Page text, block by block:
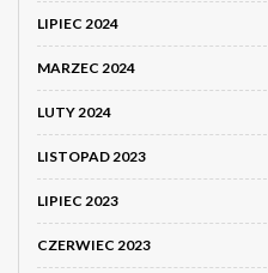
LIPIEC 2024
MARZEC 2024
LUTY 2024
LISTOPAD 2023
LIPIEC 2023
CZERWIEC 2023